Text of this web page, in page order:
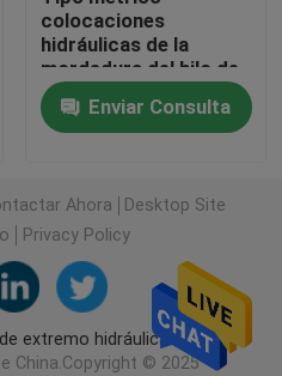
de JIC
de BSP
de tubo
de JIS
de BSPT
colocaciones
hidráulicas de la
mordedura del hilo de
la camiseta de la rama
del adaptador del tubo
con la serie L de la
Enviar Consulta
Ahora
Desktop Site
Privacy Policy
extremo hidráulicas de
China.Copyright © 2025